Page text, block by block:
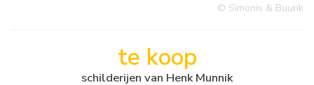
© Simonis & Buunk
te koop
schilderijen van Henk Munnik